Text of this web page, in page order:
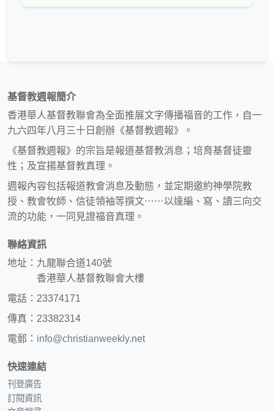
基督教週報簡介
香港華人基督教聯會為全面推展文字傳播福音的工作，自一
九六四年八月三十日創辦《基督教週報》。
《基督教週報》的宗旨是報道基督教消息；培育基督徒靈
性；及宣揚基督教真理。
週報內容包括報道教會消息及動態，並定期邀約神學院教
授、教會牧師、信徒領袖等撰文⋯⋯以達編、寫、讀三向交
流的功能，一同見證福音真理。
聯絡資訊
地址：九龍聯合道140號
香港華人基督教聯會大樓
電話：23374171
傳真：23382314
電郵： info@christianweekly.net
快速連結
刊登廣告
訂閱資訊